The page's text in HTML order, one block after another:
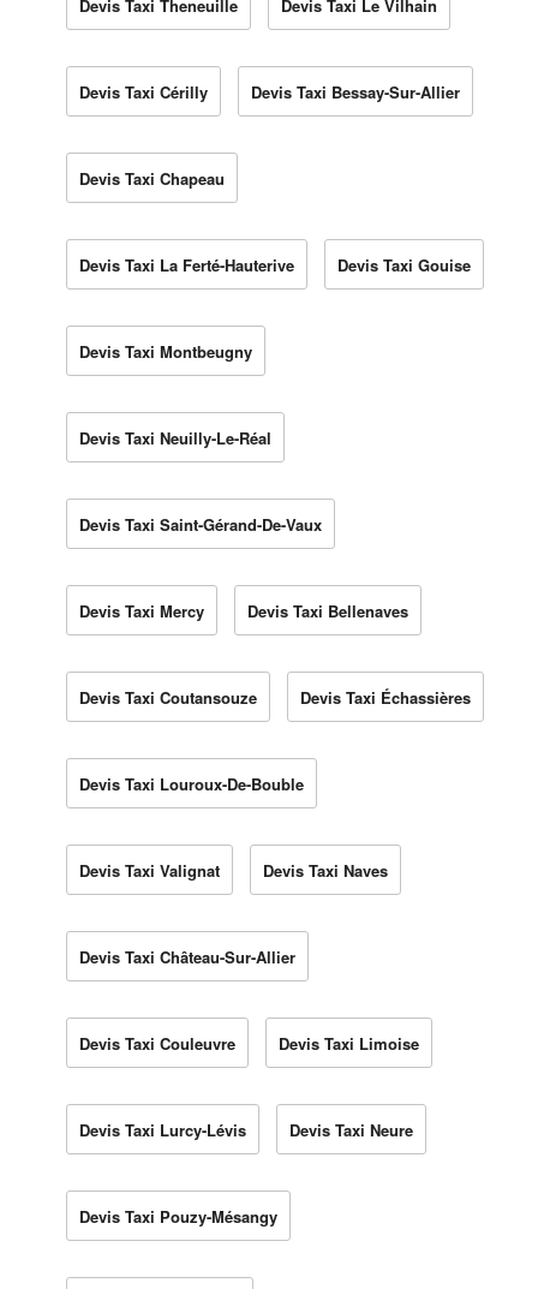
Devis Taxi Theneuille Devis Taxi Le Vilhain
Devis Taxi Cérilly Devis Taxi Bessay-Sur-Allier
Devis Taxi Chapeau
Devis Taxi La Ferté-Hauterive Devis Taxi Gouise
Devis Taxi Montbeugny
Devis Taxi Neuilly-Le-Réal
Devis Taxi Saint-Gérand-De-Vaux
Devis Taxi Mercy Devis Taxi Bellenaves
Devis Taxi Coutansouze Devis Taxi Échassières
Devis Taxi Louroux-De-Bouble
Devis Taxi Valignat Devis Taxi Naves
Devis Taxi Château-Sur-Allier
Devis Taxi Couleuvre Devis Taxi Limoise
Devis Taxi Lurcy-Lévis Devis Taxi Neure
Devis Taxi Pouzy-Mésangy